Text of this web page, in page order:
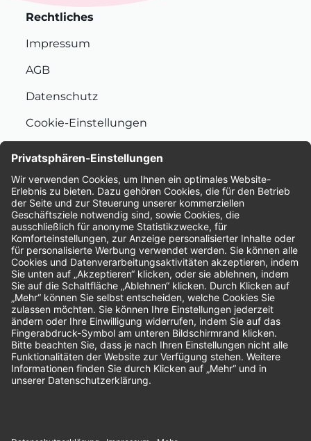
Rechtliches
Impressum
AGB
Datenschutz
Cookie-Einstellungen
Bewertungen